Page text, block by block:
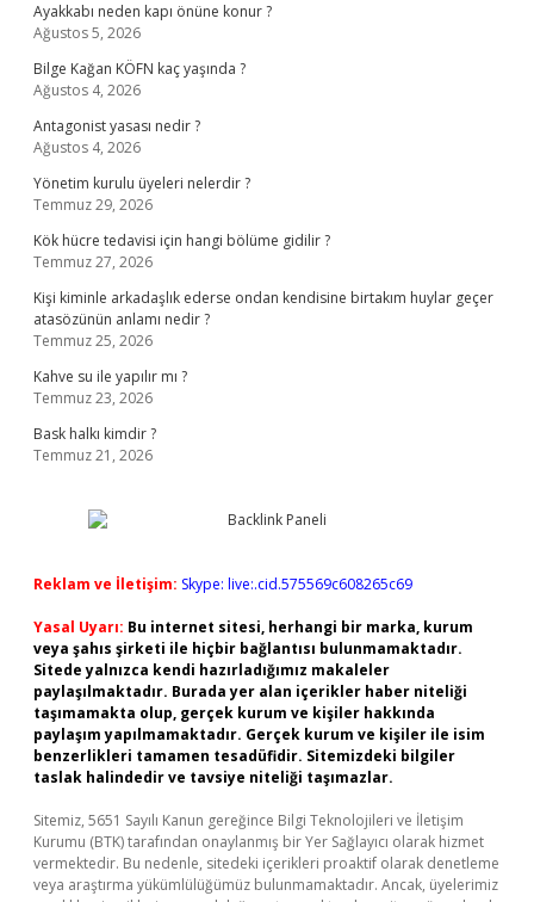
Ayakkabı neden kapı önüne konur ?
Ağustos 5, 2026
Bilge Kağan KÖFN kaç yaşında ?
Ağustos 4, 2026
Antagonist yasası nedir ?
Ağustos 4, 2026
Yönetim kurulu üyeleri nelerdir ?
Temmuz 29, 2026
Kök hücre tedavisi için hangi bölüme gidilir ?
Temmuz 27, 2026
Kişi kiminle arkadaşlık ederse ondan kendisine birtakım huylar geçer
atasözünün anlamı nedir ?
Temmuz 25, 2026
Kahve su ile yapılır mı ?
Temmuz 23, 2026
Bask halkı kimdir ?
Temmuz 21, 2026
Reklam ve İletişim: Skype: live:.cid.575569c608265c69
Yasal Uyarı: Bu internet sitesi, herhangi bir marka, kurum
veya şahıs şirketi ile hiçbir bağlantısı bulunmamaktadır.
Sitede yalnızca kendi hazırladığımız makaleler
paylaşılmaktadır. Burada yer alan içerikler haber niteliği
taşımamakta olup, gerçek kurum ve kişiler hakkında
paylaşım yapılmamaktadır. Gerçek kurum ve kişiler ile isim
benzerlikleri tamamen tesadüfidir. Sitemizdeki bilgiler
taslak halindedir ve tavsiye niteliği taşımazlar.
Sitemiz, 5651 Sayılı Kanun gereğince Bilgi Teknolojileri ve İletişim
Kurumu (BTK) tarafından onaylanmış bir Yer Sağlayıcı olarak hizmet
vermektedir. Bu nedenle, sitedeki içerikleri proaktif olarak denetleme
veya araştırma yükümlülüğümüz bulunmamaktadır. Ancak, üyelerimiz